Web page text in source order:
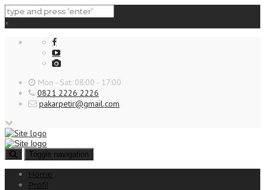
×
Mon - Sat: 08:00 - 17:00
0821 2226 2226
pakarpetir@gmail.com
Toggle navigation
Home
Profil